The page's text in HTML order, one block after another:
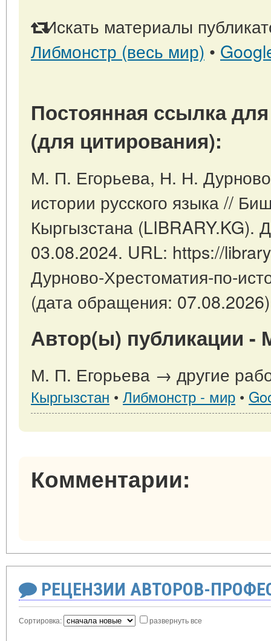
Искать материалы
Либмонстр (весь мир) •
Постоянная ссылка
(для цитирования):
М. П. Егорьева, Н. Н.
истории русского языка //
Кыргызстана (LIBRARY.KG).
03.08.2024. URL: https://
Дурново-Хрестоматия-по-
(дата обращения:
Автор(ы) публикации -
М. П. Егорьева → другие
Кыргызстан • Либмонстр - мир •
Комментарии:
РЕЦЕНЗИИ АВТОРОВ-
Сортировка: развернуть все